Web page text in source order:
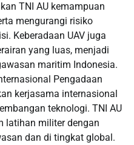
TNI AU kemampuan
mengurangi risiko
Keberadaan UAV juga
yang luas, menjadi
maritim Indonesia.
Pengadaan
kerjasama internasional
teknologi. TNI AU
latihan militer dengan
dan di tingkat global.